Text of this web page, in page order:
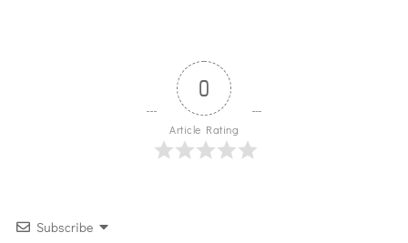
0
Article Rating
Subscribe